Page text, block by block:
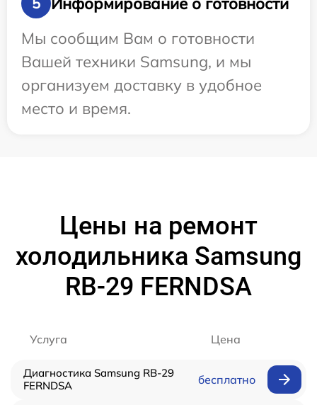
Мы сообщим Вам о готовности
Вашей техники Samsung, и мы
организуем доставку в удобное
место и время.
Цены на ремонт
холодильника Samsung
RB-29 FERNDSA
Услуга Цена
Диагностика Samsung RB-29
FERNDSA
бесплатно